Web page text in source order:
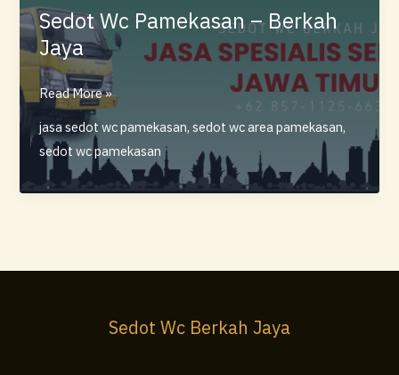
Sedot Wc Pamekasan – Berkah
Jaya
Sedot
Pamekasan
Berkah
Read More »
jasa sedot wc pamekasan,sedot wc area pamekasan,
sedot wc pamekasan
Sedot Wc Berkah Jaya